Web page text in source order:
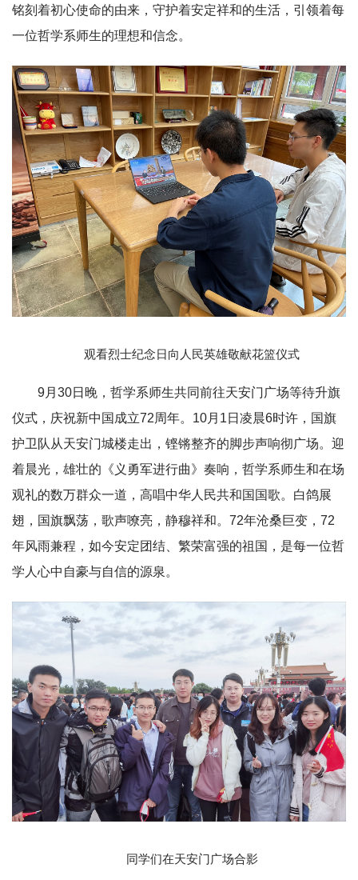
铭刻着初心使命的由来，守护着安定祥和的生活，引领着每
一位哲学系师生的理想和信念。
观看烈士纪念日向人民英雄敬献花篮仪式
9月30日晚，哲学系师生共同前往天安门广场等待升旗
仪式，庆祝新中国成立72周年。10月1日凌晨6时许，国旗
护卫队从天安门城楼走出，铿锵整齐的脚步声响彻广场。迎
着晨光，雄壮的《义勇军进行曲》奏响，哲学系师生和在场
观礼的数万群众一道，高唱中华人民共和国国歌。白鸽展
翅，国旗飘荡，歌声嘹亮，静穆祥和。72年沧桑巨变，72
年风雨兼程，如今安定团结、繁荣富强的祖国，是每一位哲
学人心中自豪与自信的源泉。
同学们在天安门广场合影